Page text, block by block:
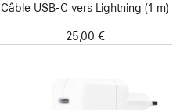
Câble USB-C vers Lightning (1 m)
25,00 €